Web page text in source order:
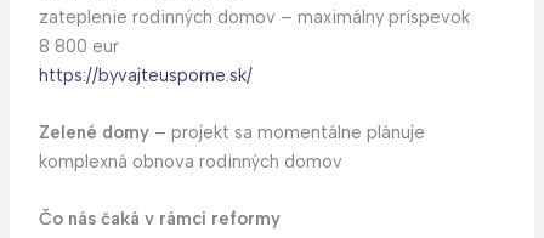
zateplenie rodinných domov – maximálny príspevok
8 800 eur
https://byvajteusporne.sk/
Zelené domy– projekt sa momentálne plánuje
komplexná obnova rodinných domov
Čo nás čaká v rámci reformy